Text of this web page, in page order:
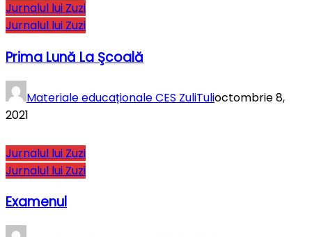
Jurnalul lui Zuzi
Jurnalul lui Zuzi
Prima Lună La Şcoală
Materiale educaționale CES ZuliTulioctombrie 8,
2021
Jurnalul lui Zuzi
Jurnalul lui Zuzi
Examenul